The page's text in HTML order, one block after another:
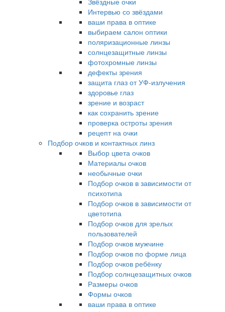
Интервью со звёздами
ваши права в оптике
выбираем салон оптики
поляризационные линзы
солнцезащитные линзы
фотохромные линзы
дефекты зрения
защита глаз от УФ-излучения
здоровье глаз
зрение и возраст
как сохранить зрение
проверка остроты зрения
рецепт на очки
Подбор очков и контактных линз
Выбор цвета очков
Материалы очков
необычные очки
Подбор очков в зависимости от
психотипа
Подбор очков в зависимости от
цветотипа
Подбор очков для зрелых
пользователей
Подбор очков мужчине
Подбор очков по форме лица
Подбор очков ребёнку
Подбор солнцезащитных очков
Размеры очков
Формы очков
ваши права в оптике